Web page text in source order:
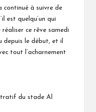
continué à suivre de
est quelqu’un qui
ce rêve samedi
depuis le début, et il
tout l’acharnement
du stade Al